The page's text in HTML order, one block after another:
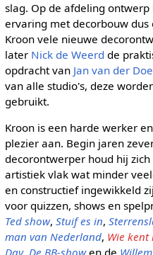
slag. Op de afdeling
ervaring met decorbouw
Kroon vele nieuwe
later Nick de Weerd de
opdracht van Jan van der
van alle studio's, deze
gebruikt.
Kroon is een harde werker
plezier aan. Begin jaren
decorontwerper houd hij
artistiek vlak wat minder
en constructief ingewikkeld
voor quizzen, shows en
Ted show, Stuif es in,
man van Nederland, Wie kent
Day, De BB-showen de